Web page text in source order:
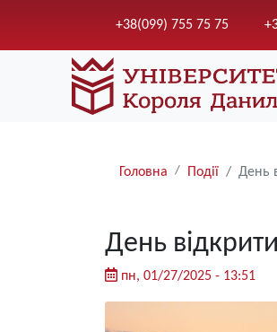
+38(099) 755 75 75
Рядки
Головна Події День
День
пн, 01/27/2025 - 13:51